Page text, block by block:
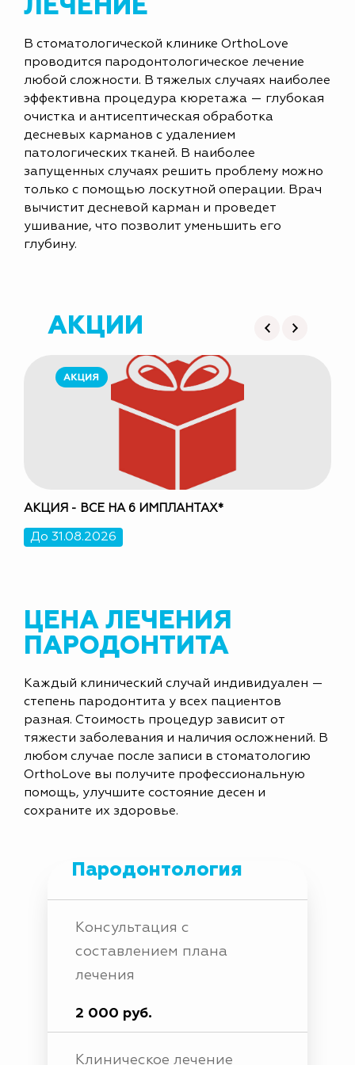
ЛЕЧЕНИЕ
В стоматологической клинике OrthoLove
проводится пародонтологическое лечение
любой сложности. В тяжелых случаях наиболее
эффективна процедура кюретажа — глубокая
очистка и антисептическая обработка
десневых карманов с удалением
патологических тканей. В наиболее
запущенных случаях решить проблему можно
только с помощью лоскутной операции. Врач
вычистит десневой карман и проведет
ушивание, что позволит уменьшить его
глубину.
АКЦИИ
АКЦИЯ - ВСЕ НА 6 ИМПЛАНТАХ*
До 31.08.2026
ЦЕНА ЛЕЧЕНИЯ
ПАРОДОНТИТА
Каждый клинический случай индивидуален —
степень пародонтита у всех пациентов
разная. Стоимость процедур зависит от
тяжести заболевания и наличия осложнений. В
любом случае после записи в стоматологию
OrthoLove вы получите профессиональную
помощь, улучшите состояние десен и
сохраните их здоровье.
Пародонтология
Консультация с
составлением плана
лечения
2 000 руб.
Клиническое лечение